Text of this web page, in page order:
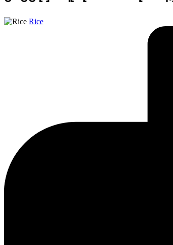
Posted Rice